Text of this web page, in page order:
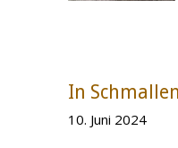
In
10. Juni 2024